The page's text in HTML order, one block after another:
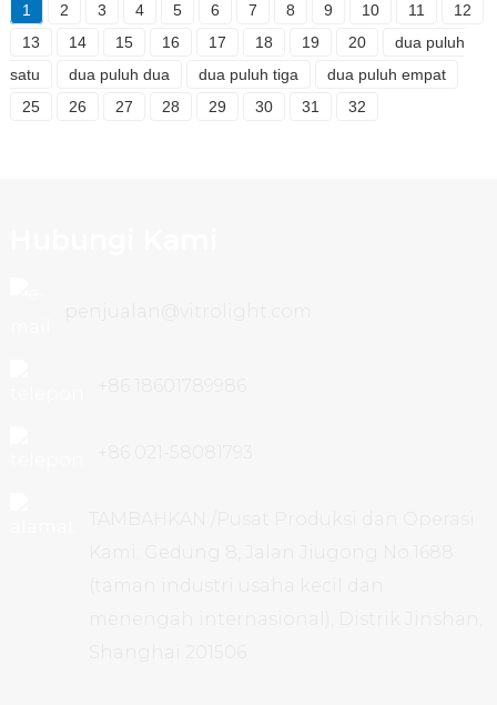
1 2 3 4 5 6 7 8 9 10 11
12
13
14 15 16 17 18 19 20
dua puluh
satu
dua puluh dua dua puluh tiga
dua puluh empat
25
26 27 28 29 30 31 32